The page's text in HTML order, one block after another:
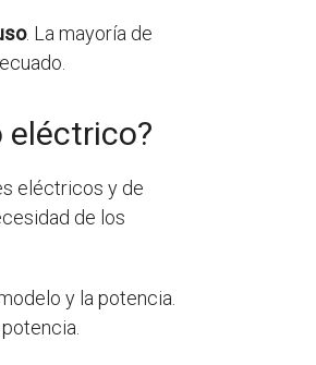
. La mayoría de
eléctrico?
eléctricos y de
de los
y la potencia.